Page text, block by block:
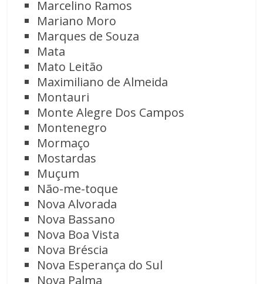
Marcelino Ramos
Mariano Moro
Marques de Souza
Mata
Mato Leitão
Maximiliano de Almeida
Montauri
Monte Alegre Dos Campos
Montenegro
Mormaço
Mostardas
Muçum
Não-me-toque
Nova Alvorada
Nova Bassano
Nova Boa Vista
Nova Bréscia
Nova Esperança do Sul
Nova Palma